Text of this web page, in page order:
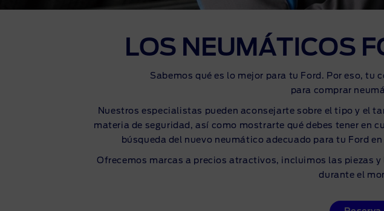
LOS NEUMÁTICOS
Sabemos qué es lo mejor para tu Ford. Por eso,
para comprar
Nuestros especialistas pueden aconsejarte sobre el tipo y el
materia de seguridad, así como mostrarte qué debes tener en
búsqueda del nuevo neumático adecuado para tu Ford
Ofrecemos marcas a precios atractivos, incluimos las piezas
durante el